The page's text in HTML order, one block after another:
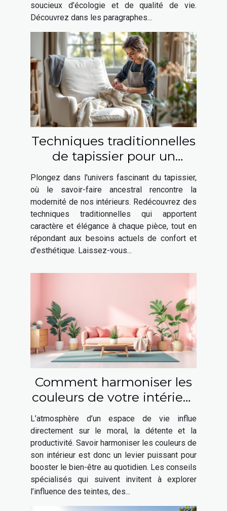
soucieux d’écologie et de qualité de vie.
Découvrez dans les paragraphes...
Techniques traditionnelles
de tapissier pour un
intérieur moderne
Plongez dans l'univers fascinant du tapissier,
où le savoir-faire ancestral rencontre la
modernité de nos intérieurs. Redécouvrez des
techniques traditionnelles qui apportent
caractère et élégance à chaque pièce, tout en
répondant aux besoins actuels de confort et
d'esthétique. Laissez-vous...
Comment harmoniser les
couleurs de votre intérieur
pour booster votre bien-
être ?
L’atmosphère d’un espace de vie influe
directement sur le moral, la détente et la
productivité. Savoir harmoniser les couleurs de
son intérieur est donc un levier puissant pour
booster le bien-être au quotidien. Les conseils
spécialisés qui suivent invitent à explorer
l’influence des teintes, des...